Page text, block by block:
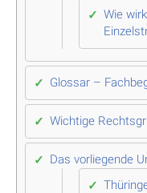
Wie
Glossar –
Wichtige
Das vorliegende